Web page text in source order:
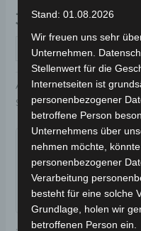
39,00€ *
IN DEN
Artikelnummer: 3M409-
Schlagwort:Elektrik &
Garantiert
Stand: 01.08.2026
Wir freuen uns sehr
Unternehmen.
Stellenwert für die
Internetseiten ist
personenbezogener
betroffene Person
Unternehmens über
nehmen möchte,
personenbezogener
Verarbeitung
besteht für eine solche
Grundlage, holen wir
betroffenen Person ein.